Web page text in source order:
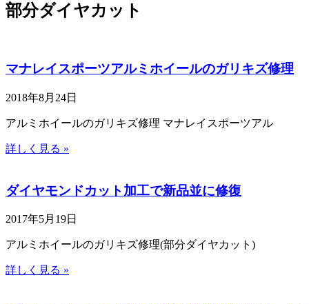
部分ダイヤカット
マナレイスポーツアルミホイールのガリキズ修理
2018年8月24日
アルミホイールのガリキズ修理 マナレイスポーツアル
詳しく見る »
ダイヤモンドカット加工で新品並に修復
2017年5月19日
アルミホイールのガリキズ修理(部分ダイヤカット)
詳しく見る »